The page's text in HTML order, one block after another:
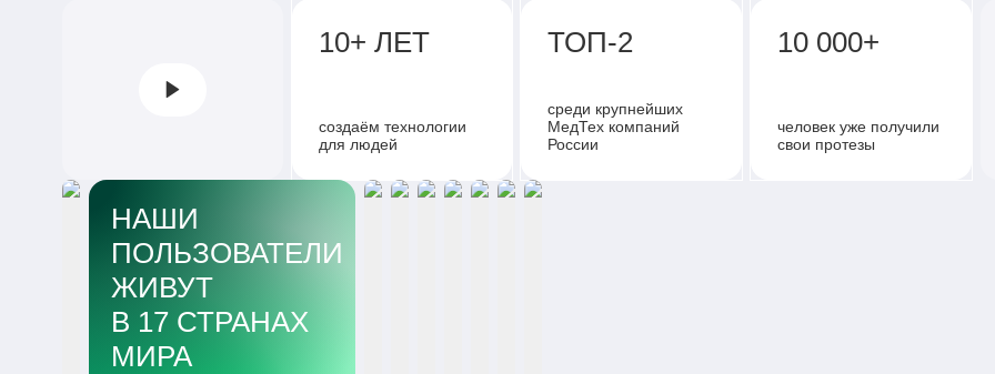
10+ ЛЕТ
создаём технологии
для людей
ТОП-2
среди крупнейших
МедТех компаний
России
10 000+
человек уже получили
свои протезы
НАШИ
ПОЛЬЗОВАТЕЛИ
ЖИВУТ
В 17 СТРАНАХ
МИРА